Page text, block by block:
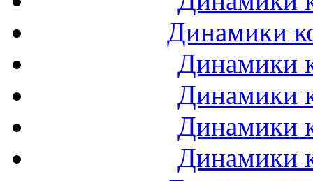
Динамики
Динамики
Динамики
Динамики
Динамики